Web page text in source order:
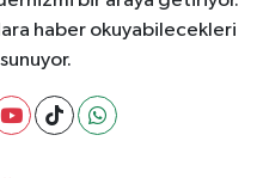
haber okuyabilecekleri